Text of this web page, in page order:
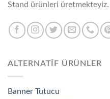
Stand ürünleri üretmekteyiz.
ALTERNATİF ÜRÜNLER
Banner Tutucu